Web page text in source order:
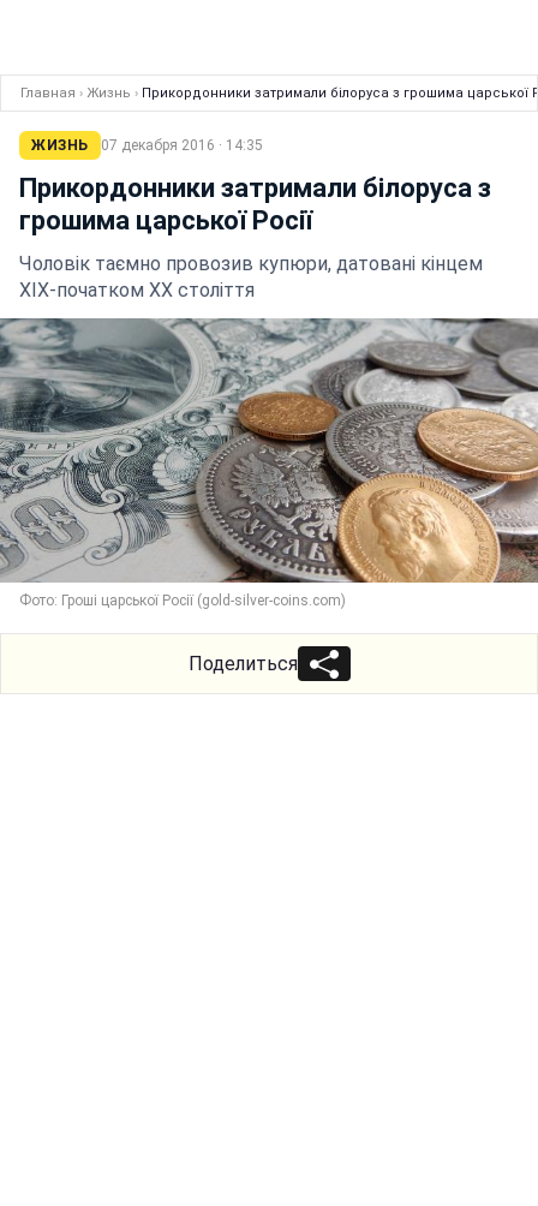
Главная › Жизнь › Прикордонники затримали білоруса з грошима царської
ЖИЗНЬ 07 декабря 2016 · 14:35
Прикордонники затримали білоруса з
грошима царської Росії
Чоловік таємно провозив купюри, датовані кінцем
ХІХ-початком ХХ століття
Фото: Гроші царської Росії (gold-silver-coins.com)
Поделиться